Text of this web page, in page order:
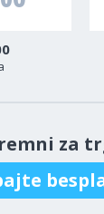
za